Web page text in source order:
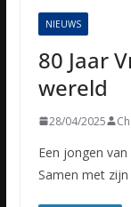
NIEUWS
80 Jaar
wereld
28/04/2025
Een jongen
Samen met